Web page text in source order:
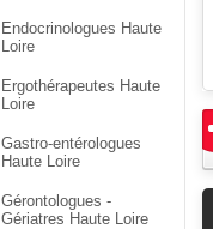
Endocrinologues Haute
Loire
Ergothérapeutes Haute
Loire
Gastro-entérologues
Haute Loire
Gérontologues -
Gériatres Haute Loire